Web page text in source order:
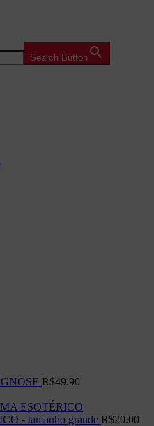
Search Button
R$49.90
- tamanho grande R$20.00